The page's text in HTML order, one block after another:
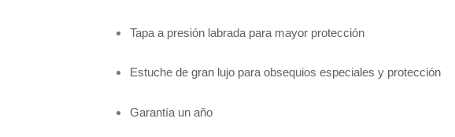
Tapa a presión labrada para mayor protección
Estuche de gran lujo para obsequios especiales y protección
Garantía un año